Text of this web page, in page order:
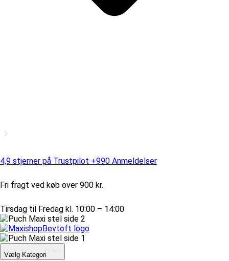
4,9 stjerner på Trustpilot +990 Anmeldelser
Fri fragt ved køb over 900 kr.
Tirsdag til Fredag kl. 10:00 – 14:00
Vælg Kategori